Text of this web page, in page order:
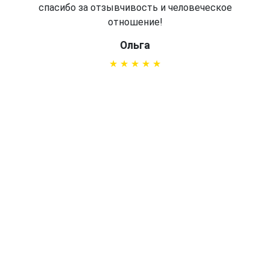
спасибо за отзывчивость и человеческое
отношение!
Ольга